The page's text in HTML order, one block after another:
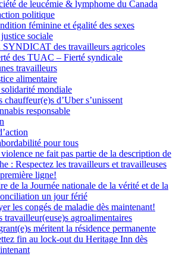
de leucémie & lymphome du Canada
politique
féminine et égalité des sexes
sociale
SYNDICAT des travailleurs agricoles
des TUAC – Fierté syndicale
travailleurs
alimentaire
mondiale
chauffeur(e)s d’Uber s’unissent
responsable
pour tous
ne fait pas partie de la description de
: Respectez les travailleurs et travailleuses
ligne!
de la Journée nationale de la vérité et de la
un jour férié
les congés de maladie dès maintenant!
travailleur(euse)s agroalimentaires
méritent la résidence permanente
fin au lock-out du Heritage Inn dès